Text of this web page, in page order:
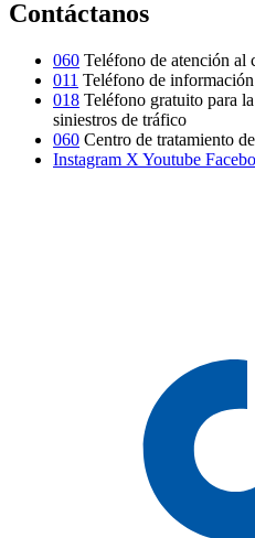
Contáctanos
060 Teléfono de atención al
011 Teléfono de información
018 Teléfono gratuito para
siniestros de tráfico
060 Centro de tratamiento
Instagram X Youtube